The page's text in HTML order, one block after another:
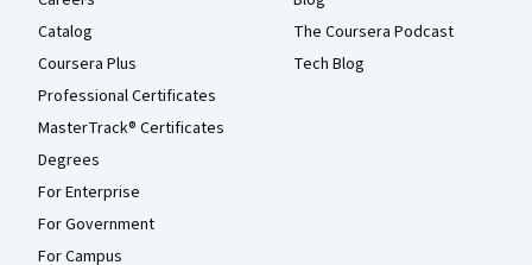
Catalog
Coursera Plus
Professional Certificates
MasterTrack® Certificates
Degrees
For Enterprise
For Government
For Campus
The Coursera Podcast
Tech Blog